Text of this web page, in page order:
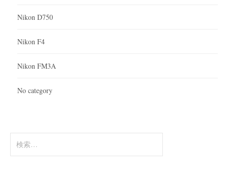
Nikon D750
Nikon F4
Nikon FM3A
No category
索: